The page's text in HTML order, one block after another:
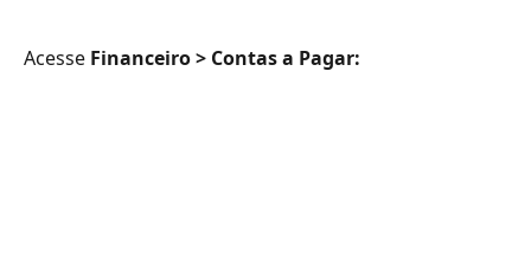
Acesse Financeiro > Contas a Pagar: